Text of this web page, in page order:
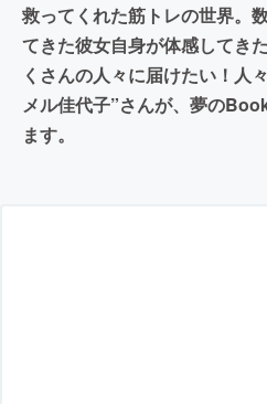
救ってくれた筋トレの世界。
てきた彼女自身が体感してき
くさんの人々に届けたい！人
メル佳代子”さんが、夢の
ます。